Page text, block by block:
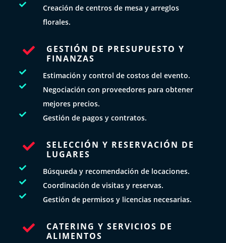

Creación de centros de mesa y arreglos
florales.

GESTIÓN DE PRESUPUESTO Y
FINANZAS
 Estimación y control de costos del evento.

Negociación con proveedores para obtener
mejores precios.
 Gestión de pagos y contratos.

SELECCIÓN Y RESERVACIÓN DE
LUGARES
 Búsqueda y recomendación de locaciones.
 Coordinación de visitas y reservas.
 Gestión de permisos y licencias necesarias.

CATERING Y SERVICIOS DE
ALIMENTOS